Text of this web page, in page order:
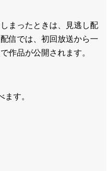
まったときは、見逃し配
信では、初回放送から一
作品が公開されます。
ます。